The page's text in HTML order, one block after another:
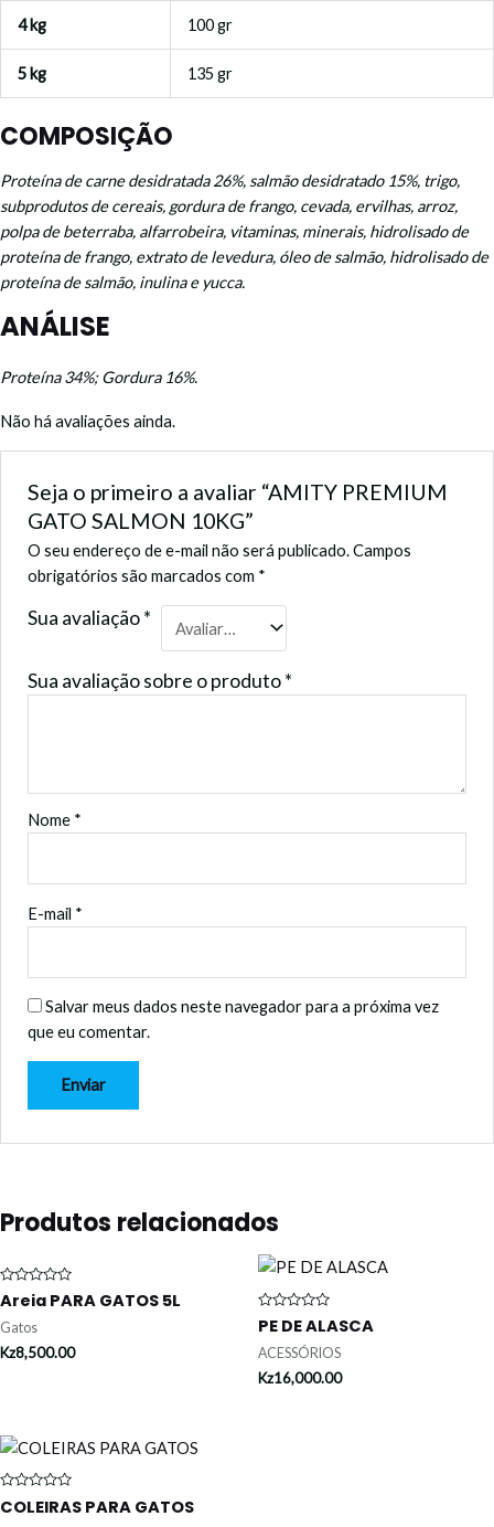
4 kg 100 gr
5 kg 135 gr
COMPOSIÇÃO
Proteína de carne desidratada 26%, salmão desidratado 15%, trigo,
subprodutos de cereais, gordura de frango, cevada, ervilhas, arroz,
polpa de beterraba, alfarrobeira, vitaminas, minerais, hidrolisado de
proteína de frango, extrato de levedura, óleo de salmão, hidrolisado de
proteína de salmão, inulina e yucca.
ANÁLISE
Proteína 34%; Gordura 16%.
Não há avaliações ainda.
Seja o primeiro a avaliar “AMITY PREMIUM
GATO SALMON 10KG”
O seu endereço de e-mail não será publicado.Campos
obrigatórios são marcados com *
Sua avaliação*
Sua avaliação sobre o produto*
Nome *
E-mail *
Salvar meus dados neste navegador para a próxima vez
que eu comentar.
Produtos relacionados
Avaliação
0
de
5
Areia PARA GATOS 5L
Gatos
Kz8,500.00
Avaliação
0
de
5
PE DE ALASCA
ACESSÓRIOS
Kz16,000.00
Avaliação
0
COLEIRAS PARA GATOS